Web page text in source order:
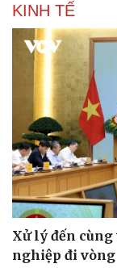
KINH TẾ
Xử lý đến
nghiệp đi vòng